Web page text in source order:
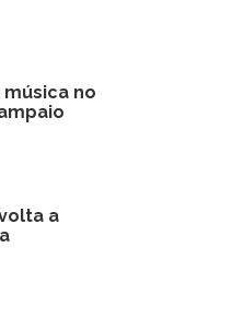
no
a